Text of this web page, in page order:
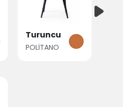
Turuncu
POLİTANO